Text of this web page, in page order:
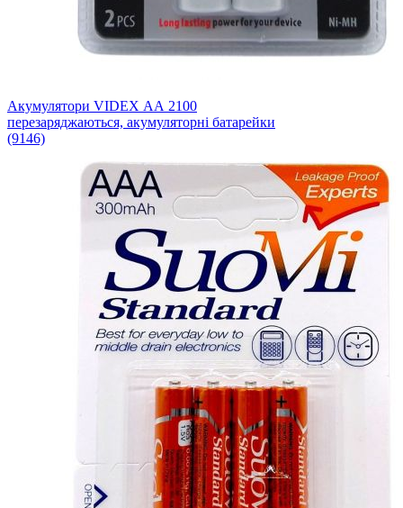
Акумулятори VIDEX АА 2100
перезаряджаються, акумуляторні батарейки
(9146)